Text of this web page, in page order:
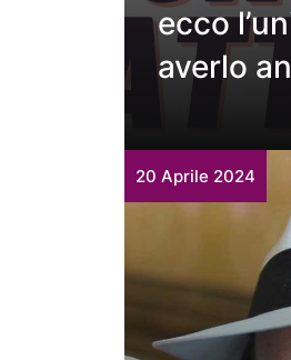
ecco
averlo
20 Aprile 2024